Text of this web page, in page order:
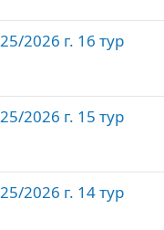
2026 г. 16 тур
2026 г. 15 тур
2026 г. 14 тур